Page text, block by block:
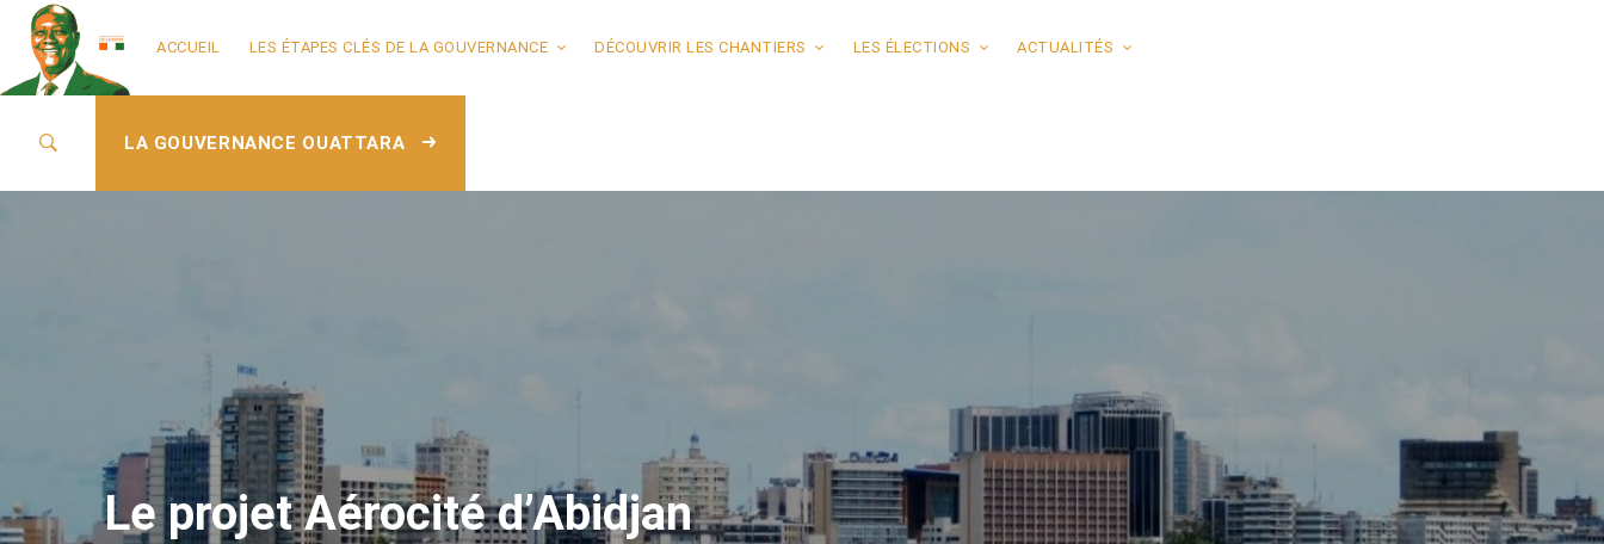
ACCUEIL LES ÉTAPES CLÉS DE LA GOUVERNANCE DÉCOUVRIR LES CHANTIERS LES ÉLECTIONS ACTUALITÉS
LA GOUVERNANCE OUATTARA
Le projet Aérocité d’Abidjan